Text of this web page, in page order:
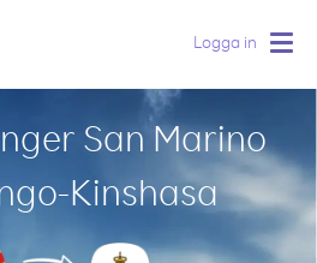
Logga in
San Marino
Kinshasa